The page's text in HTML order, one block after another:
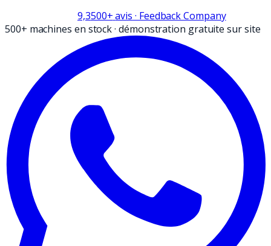
9,3500+avis · Feedback Company
500+ machines en stock·démonstration gratuite sur site